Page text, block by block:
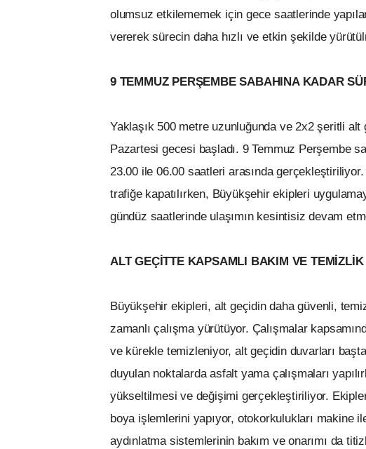
olumsuz etkilememek için gece saatlerinde
vererek sürecin daha hızlı ve etkin şekilde
9 TEMMUZ PERŞEMBE SABAHINA KADAR
Yaklaşık 500 metre uzunluğunda ve 2x2 şeritli
Pazartesi gecesi başladı. 9 Temmuz Perşembe
23.00 ile 06.00 saatleri arasında
trafiğe kapatılırken, Büyükşehir ekipleri
gündüz saatlerinde ulaşımın kesintisiz devam
ALT GEÇİTTE KAPSAMLI BAKIM VE TEMİZLİK
Büyükşehir ekipleri, alt geçidin daha güvenli,
zamanlı çalışma yürütüyor. Çalışmalar
ve kürekle temizleniyor, alt geçidin duvarları
duyulan noktalarda asfalt yama çalışmaları
yükseltilmesi ve değişimi gerçekleştiriliyor.
boya işlemlerini yapıyor, otokorkulukları makine
aydınlatma sistemlerinin bakım ve onarımı da